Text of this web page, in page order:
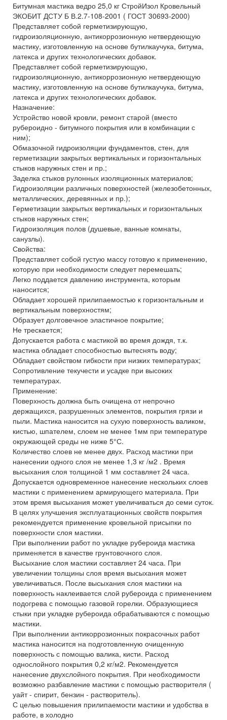
Битумная мастика ведро 25,0 кг СтройИзол Кровельный
ЭКОБИТ ДСТУ Б В.2.7-108-2001 ( ГОСТ 30693-2000)
Представляет собой герметизирующую,
гидроизоляционную, антикоррозионную нетвердеющую
мастику, изготовленную на основе бутилкаучука, битума,
латекса и других технологических добавок.
Представляет собой герметизирующую,
гидроизоляционную, антикоррозионную нетвердеющую
мастику, изготовленную на основе бутилкаучука, битума,
латекса и других технологических добавок.
Назначение:
Устройство новой кровли, ремонт старой (вместо
рубероидно - битумного покрытия или в комбинации с
ним);
Обмазочной гидроизоляции фундаментов, стен, для
герметизации закрытых вертикальных и горизонтальных
стыков наружных стен и пр.;
Заделка стыков рулонных изоляционных материалов;
Гидроизоляции различных поверхностей (железобетонных,
металлических, деревянных и пр.);
Герметизации закрытых вертикальных и горизонтальных
стыков наружных стен;
Гидроизоляция полов (душевые, ванные комнаты,
санузлы).
Свойства:
Представляет собой густую массу готовую к применению,
которую при необходимости следует перемешать;
Легко поддается давлению инструмента, которым
наносится;
Обладает хорошей прилипаемостью к горизонтальным и
вертикальным поверхностям;
Образует долговечное эластичное покрытие;
Не трескается;
Допускается работа с мастикой во время дождя, т.к.
мастика обладает способностью вытеснять воду;
Обладает свойством гибкости при низких температурах;
Сопротивление текучести и усадке при высоких
температурах.
Применение:
Поверхность должна быть очищена от непрочно
держащихся, разрушенных элементов, покрытия грязи и
пыли. Мастика наносится на сухую поверхность валиком,
кистью, шпателем, слоем не менее 1мм при температуре
окружающей среды не ниже 5°С.
Количество слоев не менее двух. Расход мастики при
нанесении одного слоя не менее 1,3 кг /м2 . Время
высыхания слоя толщиной 1 мм составляет 24 часа.
Допускается одновременное нанесение нескольких слоев
мастики с применением армирующего материала. При
этом время высыхания может увеличиваться до семи суток.
В целях улучшения эксплуатационных свойств покрытия
рекомендуется применение кровельной присыпки по
поверхности слоя мастики.
При выполнении работ по укладке рубероида мастика
применяется в качестве грунтовочного слоя.
Высыхание слоя мастики составляет 24 часа. При
увеличении толщины слоя время высыхания может
увеличиваться. После высыхания слоя мастики на
поверхность наклеивается слой рубероида с применением
подогрева с помощью газовой горелки. Образующиеся
стыки при укладке рубероида обрабатываются с помощью
мастики.
При выполнении антикоррозионных покрасочных работ
мастика наносится на подготовленную очищенную
поверхность с помощью валика, кисти. Расход
однослойного покрытия 0,2 кг/м2. Рекомендуется
нанесение двухслойного покрытия. При необходимости
возможно разбавление мастики с помощью растворителя (
уайт - спирит, бензин - растворитель).
С целью повышения прилипаемости мастики и удобства в
работе, в холодно